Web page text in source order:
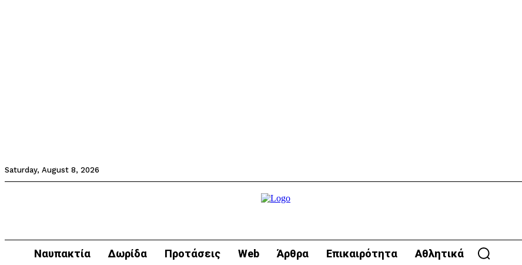
Saturday, August 8, 2026
Ναυπακτία Δωρίδα Προτάσεις Web Άρθρα Επικαιρότητα Αθλητικά